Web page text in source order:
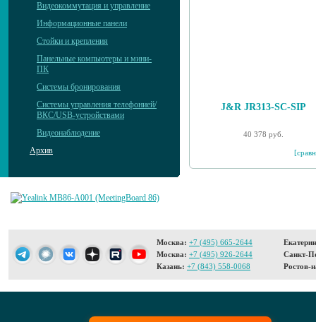
Видеокоммутация и управление
Информационные панели
Стойки и крепления
Панельные компьютеры и мини-
ПК
Системы бронирования
Системы управления телефонией/
ВКС/USB-устройствами
Видеонаблюдение
Архив
J&R JR313-SC-SIP
40 378 руб.
Москва: +7 (495) 665-2644
Москва: +7 (495) 926-2644
Казань: +7 (843) 558-0068
Санкт-
Ростов-